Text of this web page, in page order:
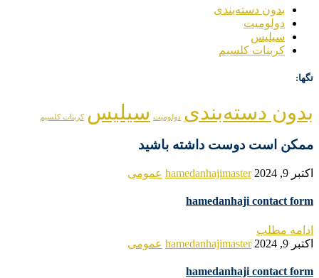
بدون دسته‌بندی
دولومیت
سیلیس
کربنات کلسیم
تگها:
بدون دسته‌بندی دولومیت سیلیس کربنات کلسیم
ممکن است دوست داشته باشید
اکتبر 9, 2024 hamedanhajimaster عمومی
hamedanhaji contact form
ادامه مطلب
اکتبر 9, 2024
hamedanhajimaster عمومی
hamedanhaji contact form